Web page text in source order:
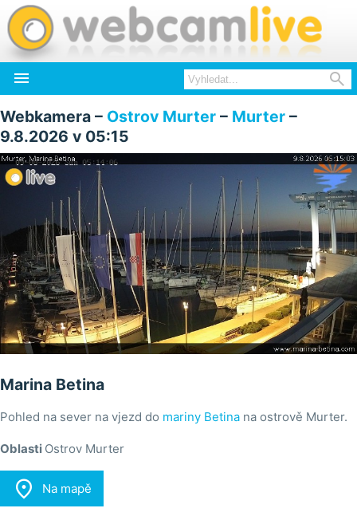
 
Webkamera – Ostrov Murter – Murter –
9.8.2026 v 05:15
Marina Betina
Pohled na sever na vjezd do mariny Betina na ostrově Murter.
Oblasti Ostrov Murter
 Na mapě